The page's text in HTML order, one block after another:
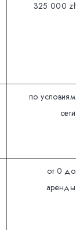
325 000 zł
по условиям
сети
от 0 до
аренды